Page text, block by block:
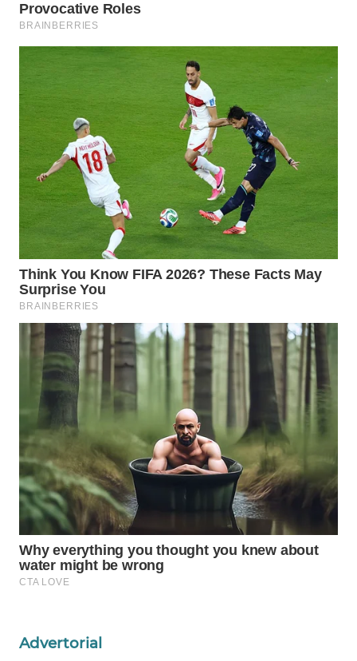
Advertorial
WAHANA
TANI
WAHANA
INFRASTRUKTUR
WAHANA
KONSUMEN
WAHANA
LISTRIK
WAHANA
TRAVEL
WAHANA
TV
WAHANANEWS
WAHANANEWS
CO ID
WAHANANEWS
NET